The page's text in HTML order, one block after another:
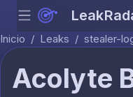
Menu
Inicio / Leaks / stealer-
Acolyte